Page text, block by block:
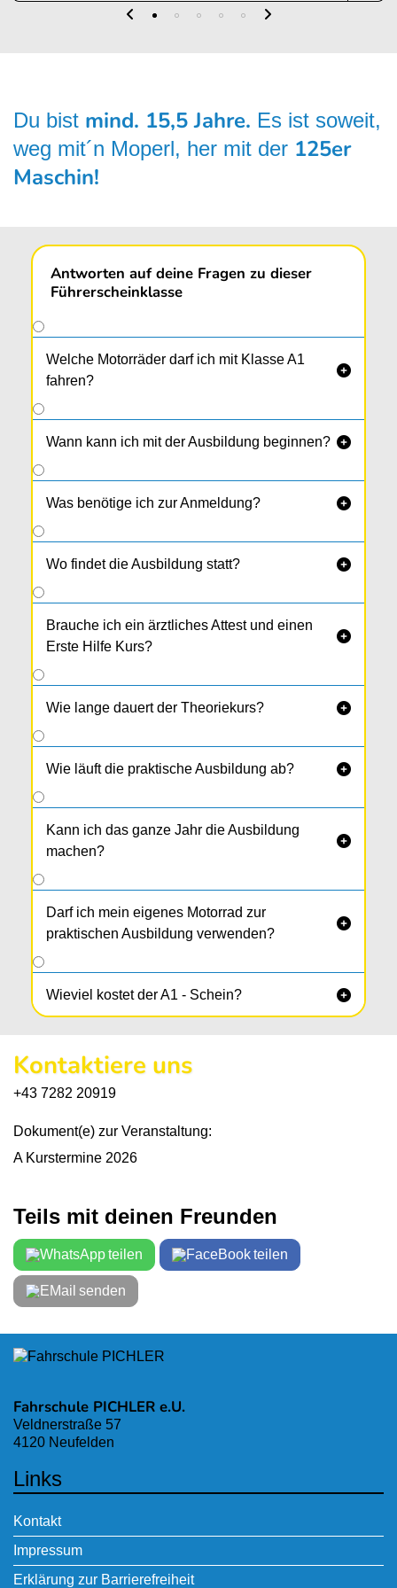
Du bist mind. 15,5 Jahre. Es ist soweit,
weg mit´n Moperl, her mit der 125er
Maschin!
Antworten auf deine Fragen zu dieser
Führerscheinklasse
Welche Motorräder darf ich mit Klasse A1
fahren?

Wann kann ich mit der Ausbildung beginnen? 
Was benötige ich zur Anmeldung? 
Wo findet die Ausbildung statt? 
Brauche ich ein ärztliches Attest und einen
Erste Hilfe Kurs?

Wie lange dauert der Theoriekurs? 
Wie läuft die praktische Ausbildung ab? 
Kann ich das ganze Jahr die Ausbildung
machen?

Darf ich mein eigenes Motorrad zur
praktischen Ausbildung verwenden?

Wieviel kostet der A1 - Schein? 
Kontaktiere uns
+43 7282 20919
Dokument(e) zur Veranstaltung:
A Kurstermine 2026
Teils mit deinen Freunden
teilen teilen
senden
Fahrschule PICHLER e.U.
Veldnerstraße 57
4120 Neufelden
Links
Kontakt
Impressum
Erklärung zur Barrierefreiheit